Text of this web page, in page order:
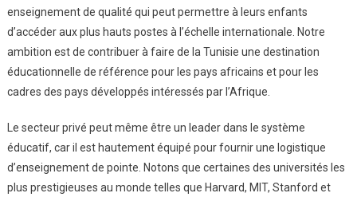
enseignement de qualité qui peut permettre à leurs enfants
d’accéder aux plus hauts postes à l’échelle internationale. Notre
ambition est de contribuer à faire de la Tunisie une destination
éducationnelle de référence pour les pays africains et pour les
cadres des pays développés intéressés par l’Afrique.
Le secteur privé peut même être un leader dans le système
éducatif, car il est hautement équipé pour fournir une logistique
d’enseignement de pointe. Notons que certaines des universités les
plus prestigieuses au monde telles que Harvard, MIT, Stanford et